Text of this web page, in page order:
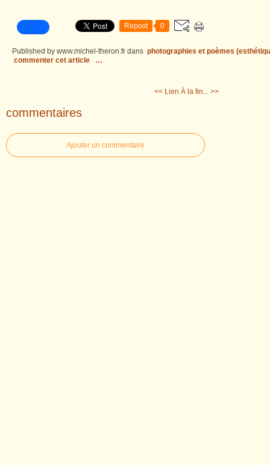
Repost 0
Published by www.michel-theron.fr dans photographies et poèmes
commenter cet article
…
<< Lien À la fin... >>
commentaires
Ajouter un commentaire